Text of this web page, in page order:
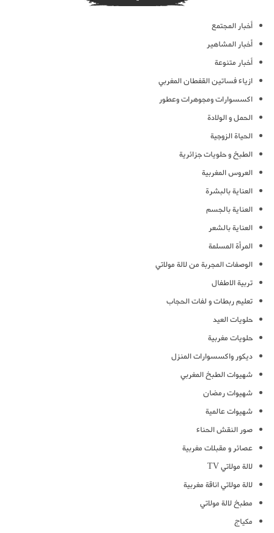
أخبار المجتمع
أخبار المشاهير
أخبار متنوعة
ازياء فساتين القفطان المغربي
اكسسوارات ومجوهرات وعطور
الحمل و الولادة
الحياة الزوجية
الطبخ و حلويات جزائرية
العروس المغربية
العناية بالبشرة
العناية بالجسم
العناية بالشعر
المرأة المسلمة
الوصفات المجربة من لالة مولاتي
تربية الاطفال
تعليم ربطات و لفات الحجاب
حلويات العيد
حلويات مغربية
ديكور واكسسوارات المنزل
شهيوات الطبخ المغربي
شهيوات رمضان
شهيوات عالمية
صور النقش الحناء
عصائر و مقبلات مغربية
لالة مولاتي TV
لالة مولاتي اناقة مغربية
مطبخ لالة مولاتي
مكياج